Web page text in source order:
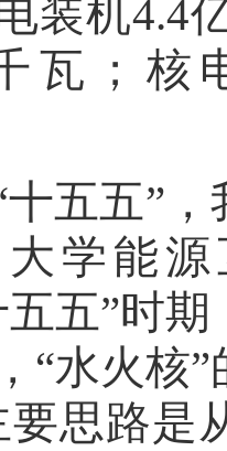
装机4.4
瓦；核
十五五”
学能
五五”时
“水火核
要思路是